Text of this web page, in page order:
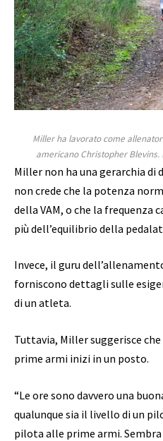
Miller ha lavorato come
americano Christopher Blevins.
Miller non ha una gerarchia di
non crede che la potenza
della VAM, o che la frequenza
più dell’equilibrio della
Invece, il guru
forniscono dettagli sulle
di un atleta.
Tuttavia, Miller suggerisce
prime armi inizi in un posto.
“Le ore sono davvero una
qualunque sia il livello di un
pilota alle prime armi.